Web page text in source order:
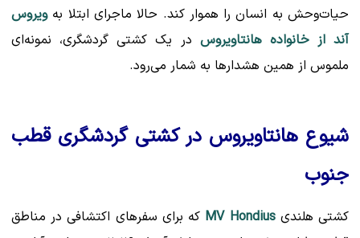
حیات‌وحش به انسان را هموار کند. حالا ماجرای ابتلا بهویروس
آند از خانواده هانتاویروس در یک کشتی گردشگری، نمونه‌ای
ملموس از همین هشدارها به شمار می‌رود.
شیوع هانتاویروس در کشتی گردشگری قطب
جنوب
کشتی هلندیMV Hondius که برای سفرهای اکتشافی در مناطق